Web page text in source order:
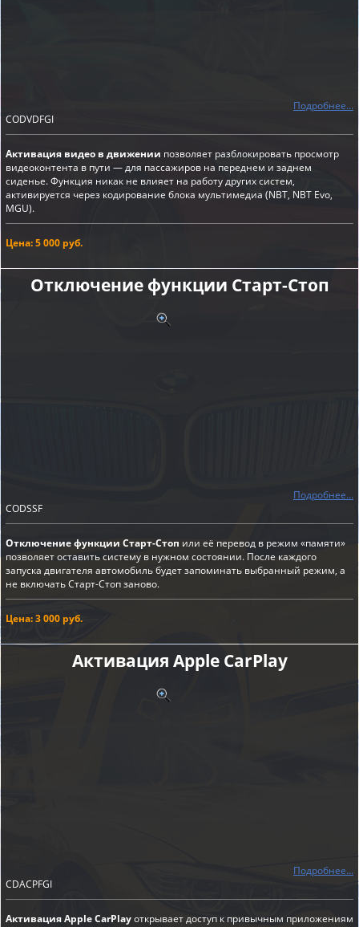
Подробнее...
CODVDFGI
Активация видео в движении позволяет разблокировать просмотр
видеоконтента в пути — для пассажиров на переднем и заднем
сиденье. Функция никак не влияет на работу других систем,
активируется через кодирование блока мультимедиа (NBT, NBT Evo,
MGU).
Цена: 5 000 руб.
Отключение функции Старт-Cтоп
Подробнее...
CODSSF
Отключение функции Старт-Стоп или её перевод в режим «памяти»
позволяет оставить систему в нужном состоянии. После каждого
запуска двигателя автомобиль будет запоминать выбранный режим, а
не включать Старт-Стоп заново.
Цена: 3 000 руб.
Активация Apple CarPlay
Подробнее...
CDACPFGI
Активация Apple CarPlayоткрывает доступ к привычным приложениям